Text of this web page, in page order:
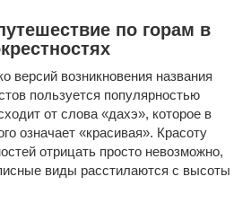
по горам в
версий возникновения названия
пользуется популярностью
от слова «дахэ», которое в
означает «красивая». Красоту
отрицать просто невозможно,
виды расстилаются с высоты